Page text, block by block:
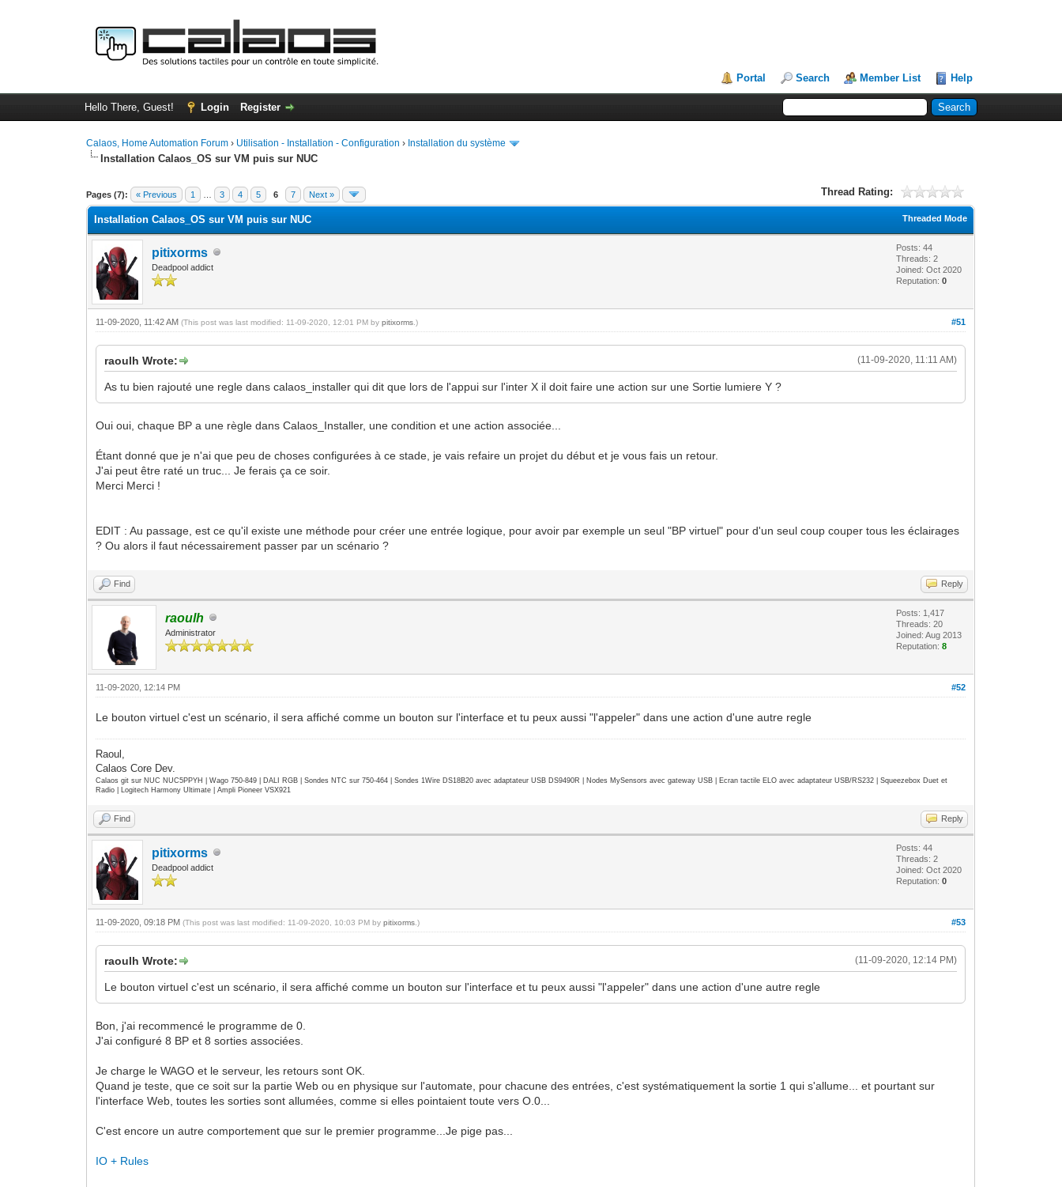
Portal Search Member List Help
Hello There, Guest! Login Register
Calaos, Home Automation Forum › Utilisation - Installation - Configuration › Installation du système
Installation Calaos_OS sur VM puis sur NUC
Pages (7): « Previous 1 3 4 5 6 7 Next » Thread Rating:
0 Vote(s) - 0 Average
1
2
3
4
5
Threaded Mode
Installation Calaos_OS sur VM puis sur NUC
pitixorms
Deadpool addict
Posts: 44
Threads: 2
Joined: Oct 2020
Reputation:0
#51
11-09-2020, 11:42 AM(This post was last modified: 11-09-2020, 12:01 PM bypitixorms .)
(11-09-2020, 11:11 AM)
raoulh Wrote:
As tu bien rajouté une regle dans calaos_installer qui dit que lors de l'appui sur l'inter X il doit faire une action sur une Sortie lumiere Y ?
Oui oui, chaque BP a une règle dans Calaos_Installer, une condition et une action associée...
Étant donné que je n'ai que peu de choses configurées à ce stade, je vais refaire un projet du début et je vous fais un retour.
J'ai peut être raté un truc... Je ferais ça ce soir.
Merci Merci !
EDIT : Au passage, est ce qu'il existe une méthode pour créer une entrée logique, pour avoir par exemple un seul "BP virtuel" pour d'un seul coup couper tous les éclairages
? Ou alors il faut nécessairement passer par un scénario ?
Find Reply
raoulh
Administrator
Posts: 1,417
Threads: 20
Joined: Aug 2013
Reputation:8
#52
11-09-2020, 12:14 PM
Le bouton virtuel c'est un scénario, il sera affiché comme un bouton sur l'interface et tu peux aussi "l'appeler" dans une action d'une autre regle
Raoul,
Calaos Core Dev.
Calaos git sur NUC NUC5PPYH | Wago 750-849 | DALI RGB | Sondes NTC sur 750-464 | Sondes 1Wire DS18B20 avec adaptateur USB DS9490R | Nodes MySensors avec gateway USB | Ecran tactile ELO avec adaptateur USB/RS232 | Squeezebox Duet et
Radio | Logitech Harmony Ultimate | Ampli Pioneer VSX921
Find Reply
pitixorms
Deadpool addict
Posts: 44
Threads: 2
Joined: Oct 2020
Reputation:0
#53
11-09-2020, 09:18 PM(This post was last modified: 11-09-2020, 10:03 PM bypitixorms .)
(11-09-2020, 12:14 PM)
raoulh Wrote:
Le bouton virtuel c'est un scénario, il sera affiché comme un bouton sur l'interface et tu peux aussi "l'appeler" dans une action d'une autre regle
Bon, j'ai recommencé le programme de 0.
J'ai configuré 8 BP et 8 sorties associées.
Je charge le WAGO et le serveur, les retours sont OK.
Quand je teste, que ce soit sur la partie Web ou en physique sur l'automate, pour chacune des entrées, c'est systématiquement la sortie 1 qui s'allume... et pourtant sur
l'interface Web, toutes les sorties sont allumées, comme si elles pointaient toute vers O.0...
C'est encore un autre comportement que sur le premier programme...Je pige pas...
IO + Rules